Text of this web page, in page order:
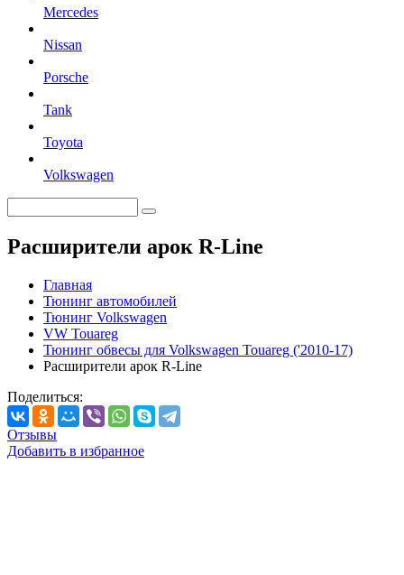
Mercedes
Nissan
Porsche
Tank
Toyota
Volkswagen
Расширители арок R-Line
Главная
Тюнинг автомобилей
Тюнинг Volkswagen
VW Touareg
Тюнинг обвесы для Volkswagen Touareg ('2010-17)
Расширители арок R-Line
Поделиться:
Отзывы
Добавить в избранное